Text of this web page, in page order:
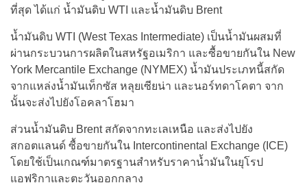
ที่สุด ได้แก่ น้ำมันดิบ WTI และน้ำมันดิบ Brent
น้ำมันดิบ WTI (West Texas Intermediate) เป็นน้ำมันผสมที่
ผ่านกระบวนการผลิตในสหรัฐอเมริกา และซื้อขายกันใน New
York Mercantile Exchange (NYMEX) น้ำมันประเภทนี้สกัด
จากแหล่งน้ำมันเท็กซัส หลุยเซียน่า และนอร์ทดาโคตา จาก
นั้นจะส่งไปยังโอคลาโฮมา
ส่วนน้ำมันดิบ Brent สกัดจากทะเลเหนือ และส่งไปยัง
สกอตแลนด์ ซื้อขายกันใน Intercontinental Exchange (ICE)
โดยใช้เป็นเกณฑ์มาตรฐานสำหรับราคาน้ำมันในยุโรป
แอฟริกาและตะวันออกกลาง